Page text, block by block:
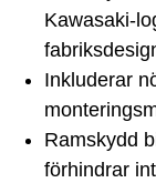
Kawasaki-
Inkluderar
Ramskydd
förhindrar